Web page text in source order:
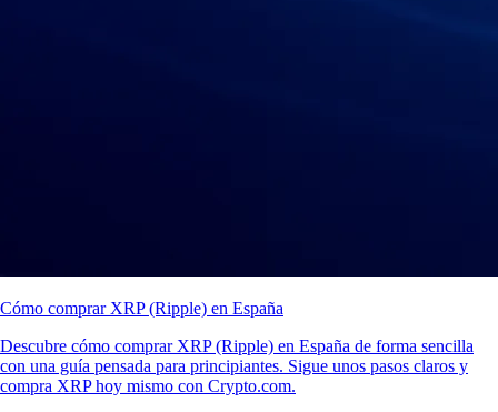
Cómo comprar XRP (Ripple) en España
Descubre cómo comprar XRP (Ripple) en España de forma sencilla
con una guía pensada para principiantes. Sigue unos pasos claros y
compra XRP hoy mismo con Crypto.com.